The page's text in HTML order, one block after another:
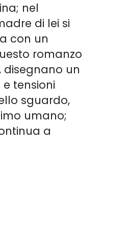
nel
di lei si
con un
romanzo
disegnano un
tensioni
sguardo,
umano;
a